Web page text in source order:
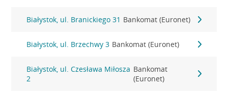
Białystok, ul. Branickiego 31 Bankomat (Euronet)
Białystok, ul. Brzechwy 3 Bankomat (Euronet)
Białystok, ul. Czesława Miłosza
2
Bankomat
(Euronet)